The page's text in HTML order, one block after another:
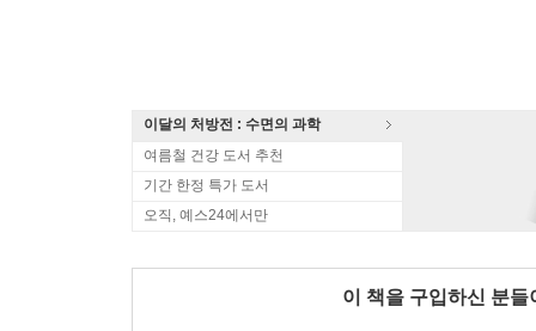
이달의 처방전 : 수면의 과학
여름철 건강 도서 추천
기간 한정 특가 도서
오직, 예스24에서만
이 책을 구입하신 분